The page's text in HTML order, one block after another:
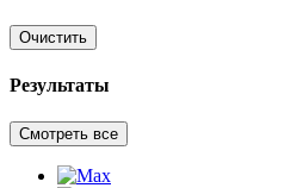
Очистить
Результаты
Смотреть все